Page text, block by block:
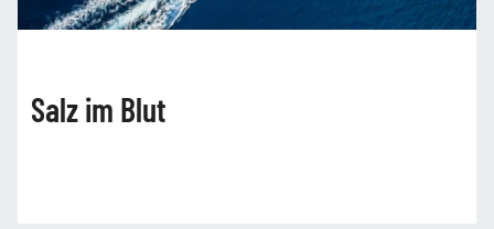
Salz im Blut